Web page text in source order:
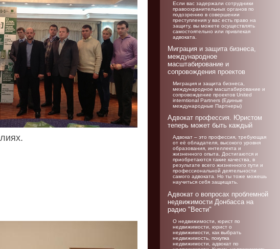
Если вас задержали сотрудники
правоохранительных органов по
подозрению в совершении
преступления у вас есть право на
защиту, вы можете осуществлять
самостоятельно или привлекая
адвоката.
Миграция и защита бизнеса,
международное
масштабирование и
сопровождения проектов
Миграция и защита бизнеса,
международное масштабирование и
сопровождение проектов United
interntional Partners (Единые
международные Партнеры)
Адвокат профессия. Юристом
теперь может быть каждый
Адвокат – это профессия, требующая
от её обладателя, высокого уровня
образования, интеллекта и
жизненного опыта. Достигаются и
приобретаются такие качества, в
результате всего жизненного пути и
профессиональной деятельности
самого адвоката. Но ты тоже можешь
научиться себя защищать.
Адвокат о вопросах проблемной
недвижимости Донбасса на
радио "Вести"
О недвижимости, юрист по
недвижимости, юрист о
недвижимости, как выбрать
недвижимость, покупка
недвижимости, адвокат по